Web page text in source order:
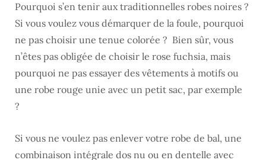
Pourquoi s’en tenir aux traditionnelles robes noires ?
Si vous voulez vous démarquer de la foule, pourquoi
ne pas choisir une tenue colorée ? Bien sûr, vous
n’êtes pas obligée de choisir le rose fuchsia, mais
pourquoi ne pas essayer des vêtements à motifs ou
une robe rouge unie avec un petit sac, par exemple
?
Si vous ne voulez pas enlever votre robe de bal, une
combinaison intégrale dos nu ou en dentelle avec